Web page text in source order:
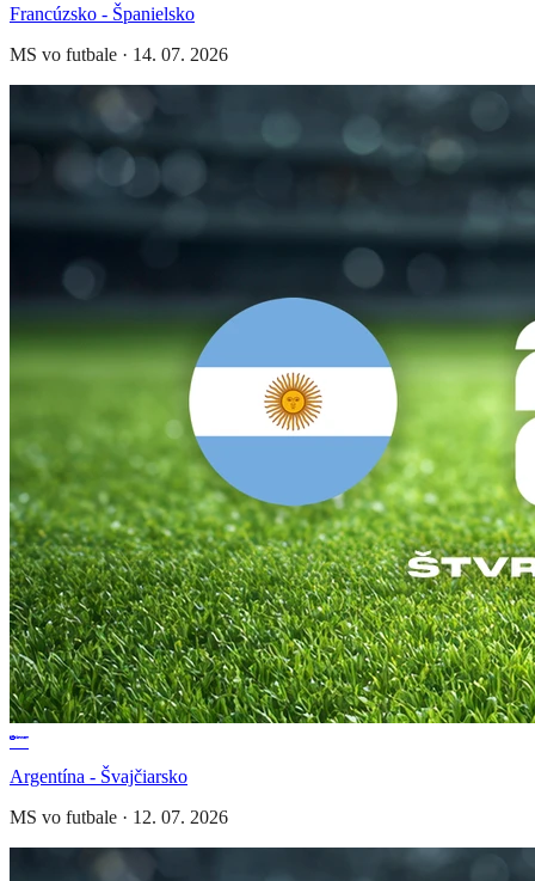
Francúzsko - Španielsko
MS vo futbale · 14. 07. 2026
Argentína - Švajčiarsko
MS vo futbale · 12. 07. 2026